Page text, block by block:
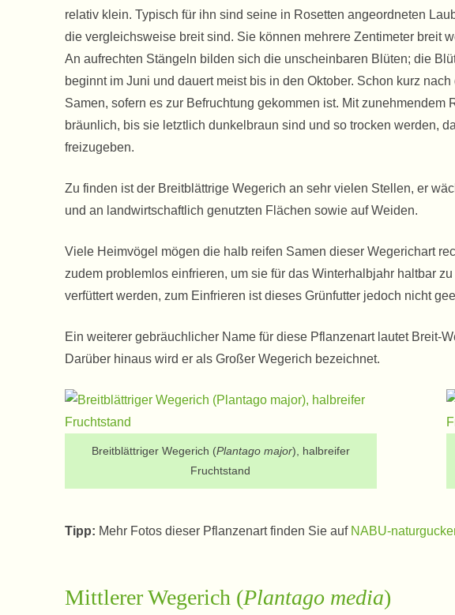
relativ klein. Typisch für ihn sind seine in Rosetten angeordneten
die vergleichsweise breit sind. Sie können mehrere Zentimeter breit
An aufrechten Stängeln bilden sich die unscheinbaren Blüten; die
beginnt im Juni und dauert meist bis in den Oktober. Schon kurz
Samen, sofern es zur Befruchtung gekommen ist. Mit
bräunlich, bis sie letztlich dunkelbraun sind und so trocken werden,
freizugeben.
Zu finden ist der Breitblättrige Wegerich an sehr vielen Stellen, er
und an landwirtschaftlich genutzten Flächen sowie auf Weiden.
Viele Heimvögel mögen die halb reifen Samen dieser Wegerichart
zudem problemlos einfrieren, um sie für das Winterhalbjahr haltbar
verfüttert werden, zum Einfrieren ist dieses Grünfutter jedoch nicht
Ein weiterer gebräuchlicher Name für diese Pflanzenart lautet Breit-
Darüber hinaus wird er als Großer Wegerich bezeichnet.
Breitblättriger Wegerich (Plantago major), halbreifer
Fruchtstand
Tipp: Mehr Fotos dieser Pflanzenart finden Sie auf NABU-
Mittlerer Wegerich (Plantago media)